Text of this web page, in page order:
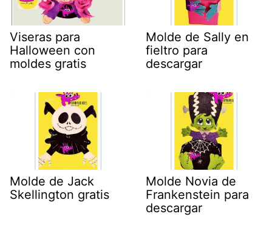
Viseras para
Halloween con
moldes gratis
Molde de Sally en
fieltro para
descargar
Molde de Jack
Skellington gratis
Molde Novia de
Frankenstein para
descargar